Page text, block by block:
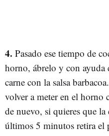
4. Pasado ese tiempo de
horno, ábrelo y con
carne con la salsa
volver a meter en el horno
de nuevo, si quieres que
últimos 5 minutos retira el